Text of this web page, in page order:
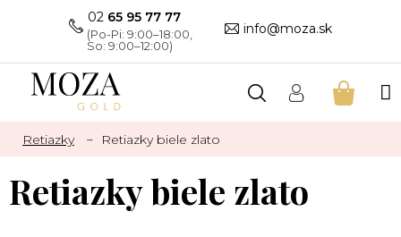
02 65 95 77 77
info@moza.sk
Retiazky Retiazky biele zlato
Retiazky biele zlato